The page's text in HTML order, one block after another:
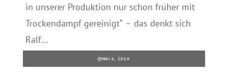
in unserer Produktion nur schon früher mit
Trockendampf gereinigt“ – das denkt sich
Ralf...
MAI 6, 2024